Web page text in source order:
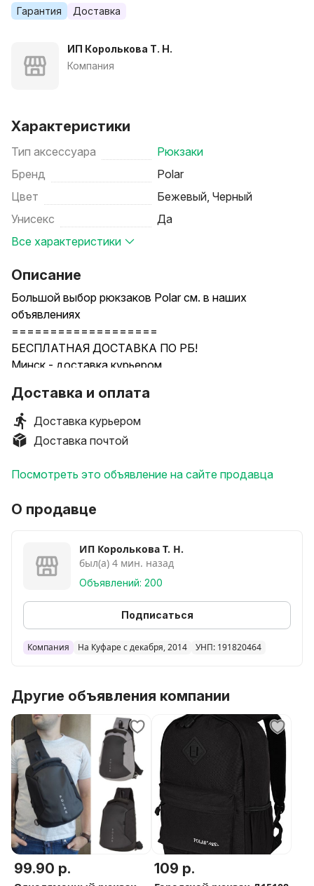
Гарантия
Доставка
ИП Королькова Т. Н.
Компания
Характеристики
Тип аксессуара
Рюкзаки
Бренд
Polar
Цвет
Бежевый, Черный
Унисекс
Да
Все характеристики
Описание
Большой выбор рюкзаков Polar см. в наших
объявлениях
===================
БЕСПЛАТНАЯ ДОСТАВКА ПО РБ!
Минск - доставка курьером
РУП Белпочта (наложенным платежом). Пересылку
оплачивает наш магазин (Вы не платите). На почте
при получении Вы оплачиваете стоимость рюкзака +
почта возьмёт до 3% от стоимости за перевод
С ЕВРОПОЧТОЙ НЕ РАБОТАЕМ!
Размер: 30 х 19 х 44 см
Вид застежки: молния
Доставка и оплата
Доставка курьером
Доставка почтой
Посмотреть это объявление на сайте продавца
О продавце
ИП Королькова Т. Н.
был(а) 4 мин. назад
Объявлений: 200
Подписаться
Компания На Куфаре с декабря, 2014 УНП: 191820464
Другие объявления компании
99.90 р. 109 р.